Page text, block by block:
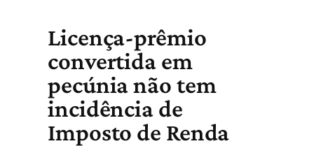
Licença-prêmio
convertida em
pecúnia não tem
incidência de
Imposto de Renda